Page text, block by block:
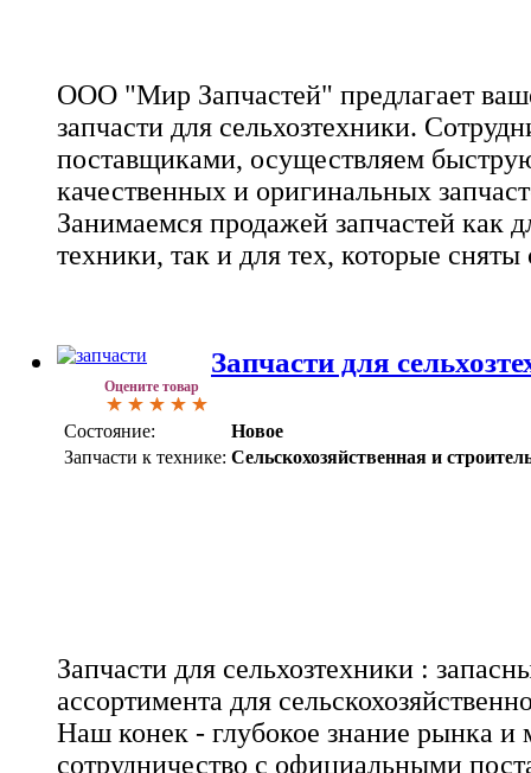
ООО "Мир Запчастей" предлагает
запчасти для сельхозтехники.
поставщиками, осуществляем
качественных и оригинальных
Занимаемся продажей запчастей как
техники, так и для тех, которые сняты
Оцените товар
Запчасти для
Состояние:
Новое
Запчасти к технике: Сельскохозяйственная и
Запчасти для сельхозтехники :
ассортимента для
Наш конек - глубокое знание рынка и
сотрудничество с официальными